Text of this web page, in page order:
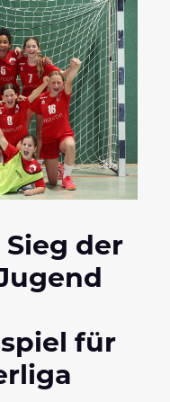
der
für